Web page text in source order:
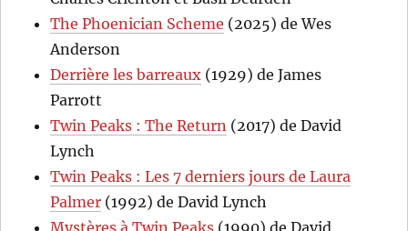
The Phoenician Scheme (2025) de Wes
Anderson
Derrière les barreaux (1929) de James
Parrott
Twin Peaks : The Return (2017) de David
Lynch
Twin Peaks : Les 7 derniers jours de Laura
Palmer (1992) de David Lynch
Mystères à Twin Peaks (1990) de David